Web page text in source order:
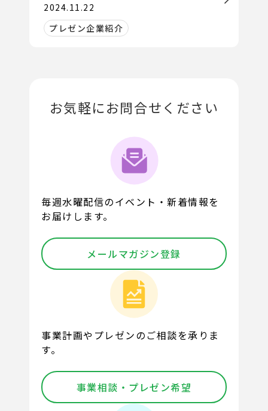
2024.11.22
プレゼン企業紹介
お気軽にお問合せください
毎週水曜配信のイベント・新着情報を
お届けします。
メールマガジン登録
事業計画やプレゼンのご相談を承りま
す。
事業相談・プレゼン希望